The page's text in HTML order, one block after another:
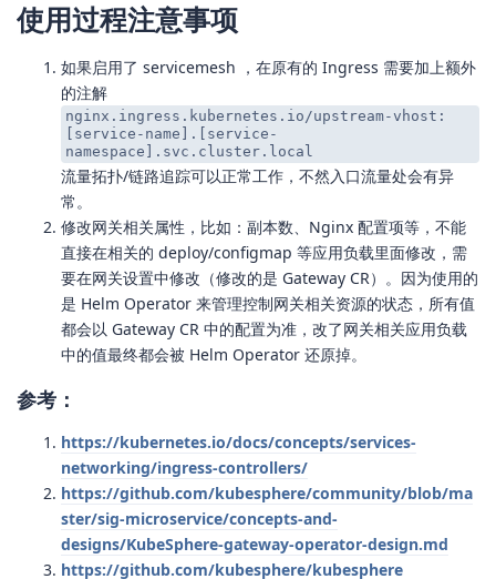
使用过程注意事项
如果启用了 servicemesh ，在原有的 Ingress 需要加上额外
的注解
nginx.ingress.kubernetes.io/upstream-vhost:
[service-name].[service-
namespace].svc.cluster.local
流量拓扑/链路追踪可以正常工作，不然入口流量处会有异
常。
修改网关相关属性，比如：副本数、Nginx 配置项等，不能
直接在相关的 deploy/configmap 等应用负载里面修改，需
要在网关设置中修改（修改的是 Gateway CR）。因为使用的
是 Helm Operator 来管理控制网关相关资源的状态，所有值
都会以 Gateway CR 中的配置为准，改了网关相关应用负载
中的值最终都会被 Helm Operator 还原掉。
参考：
https://kubernetes.io/docs/concepts/services-
networking/ingress-controllers/
https://github.com/kubesphere/community/blob/ma
ster/sig-microservice/concepts-and-
designs/KubeSphere-gateway-operator-design.md
https://github.com/kubesphere/kubesphere